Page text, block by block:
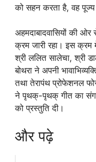
को सहन करता है, वह पूज्य
अहमदाबादवासियों की
क्रम जारी रहा। इस क्रम
श्री ललित सालेचा, श्री
बोथरा ने अपनी
तथा तेरापंथ प्रोफेशनल
ने पृथक्-पृथक् गीत का
को प्रस्तुति दी।
और पढ़े